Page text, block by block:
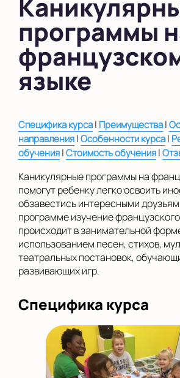
в Южном Бутово
во Внуково
на Беломорской
на
в Московской
области
Выбрать другой
программы
языке
Специфика курса| Преимущества|
направления|Особенности курса|
обучения|Стоимость обучения|
Каникулярные программы на
помогут ребенку легко освоить
обзавестись интересными
программе изучение
происходит в занимательной
использованием песен, стихов,
театральных постановок,
развивающих игр.
Специфика курса